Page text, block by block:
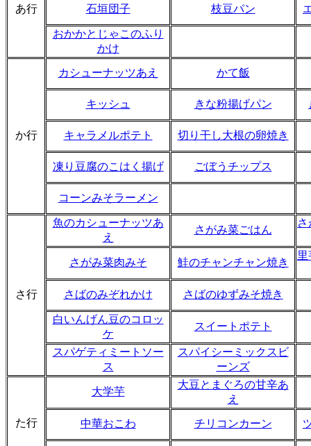
あ行 石垣団子 枝豆パン
おかかとじゃこのふり
かけ
か行
カシューナッツあえ かて飯
キッシュ きな粉揚げパン
キャラメルポテト 切り干し大根の卵焼き
凍り豆腐のこはく揚げ ごぼうチップス
コーンみそラーメン
さ行
魚のカシューナッツあ
え
さがみ菜ごはん
さがみ菜肉みそ 鮭のチャンチャン焼き
里
さばのみぞれかけ さばのゆずみそ焼き
白いんげん豆のコロッ
ケ
スイートポテト
スパゲティミートソー
ス
スパイシーミックスビ
ーンズ
た行
大学芋
大豆とまぐろの甘辛あ
え
中華おこわ チリコンカーン